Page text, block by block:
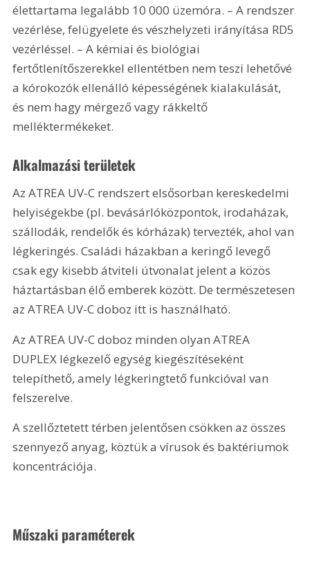
élettartama legalább 10 000 üzemóra. – A rendszer
vezérlése, felügyelete és vészhelyzeti irányítása RD5
vezérléssel. – A kémiai és biológiai
fertőtlenítőszerekkel ellentétben nem teszi lehetővé
a kórokozók ellenálló képességének kialakulását,
és nem hagy mérgező vagy rákkeltő
melléktermékeket.
Alkalmazási területek
Az ATREA UV-C rendszert elsősorban kereskedelmi
helyiségekbe (pl. bevásárlóközpontok, irodaházak,
szállodák, rendelők és kórházak) tervezték, ahol van
légkeringés. Családi házakban a keringő levegő
csak egy kisebb átviteli útvonalat jelent a közös
háztartásban élő emberek között. De természetesen
az ATREA UV-C doboz itt is használható.
Az ATREA UV-C doboz minden olyan ATREA
DUPLEX légkezelő egység kiegészítéseként
telepíthető, amely légkeringtető funkcióval van
felszerelve.
A szellőztetett térben jelentősen csökken az összes
szennyező anyag, köztük a vírusok és baktériumok
koncentrációja.
Műszaki paraméterek